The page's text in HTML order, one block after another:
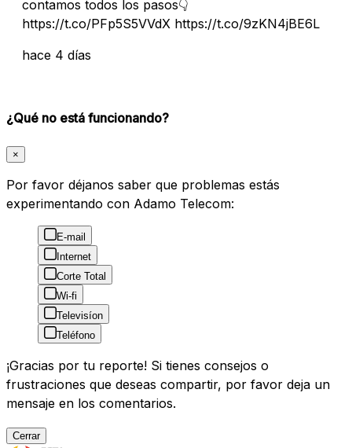
contamos todos los pasos👇
https://t.co/PFp5S5VVdX https://t.co/9zKN4jBE6L
hace 4 días
¿Qué no está funcionando?
×
Por favor déjanos saber que problemas estás
experimentando con Adamo Telecom:
E-mail
Internet
Corte Total
Wi-fi
Televisíon
Teléfono
¡Gracias por tu reporte! Si tienes consejos o
frustraciones que deseas compartir, por favor deja un
mensaje en los comentarios.
Cerrar